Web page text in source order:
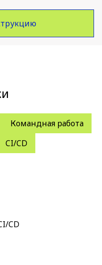
Командная работа
CI/CD
CD